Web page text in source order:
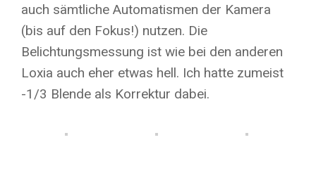
auch sämtliche Automatismen der Kamera
(bis auf den Fokus!) nutzen. Die
Belichtungsmessung ist wie bei den anderen
Loxia auch eher etwas hell. Ich hatte zumeist
-1/3 Blende als Korrektur dabei.